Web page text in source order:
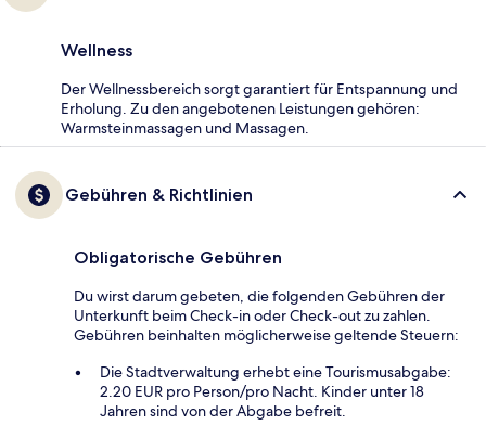
Wellness
Der Wellnessbereich sorgt garantiert für Entspannung und
Erholung. Zu den angebotenen Leistungen gehören:
Warmsteinmassagen und Massagen.
Gebühren & Richtlinien
Obligatorische Gebühren
Du wirst darum gebeten, die folgenden Gebühren der
Unterkunft beim Check-in oder Check-out zu zahlen.
Gebühren beinhalten möglicherweise geltende Steuern:
Die Stadtverwaltung erhebt eine Tourismusabgabe:
2.20 EUR pro Person/pro Nacht. Kinder unter 18
Jahren sind von der Abgabe befreit.